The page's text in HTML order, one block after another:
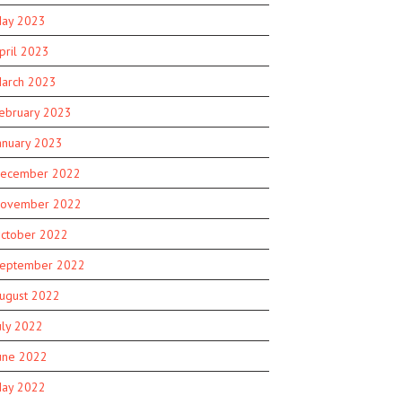
2023
2023
2023
2023
2023
2022
2022
2022
2022
2022
2022
2022
2022